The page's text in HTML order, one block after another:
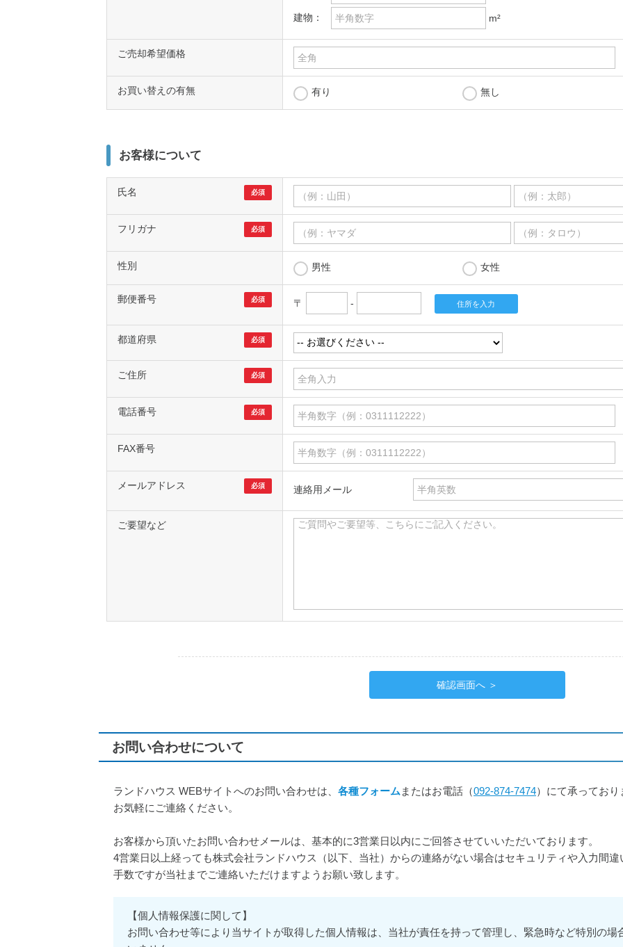
建物： m²
ご売却希望価格
お買い替えの有無 有り 無し
お客様について
氏名 必須
フリガナ 必須
性別 男性 女性
郵便番号 必須 〒 -
都道府県 必須
ご住所 必須
電話番号 必須
FAX番号
メールアドレス 必須 連絡用メール
ご要望など
お問い合わせについて
ランドハウス WEBサイトへのお問い合わせは、 各種フォーム またはお電話（092-874-7474）にて承っており
お気軽にご連絡ください。
お客様から頂いたお問い合わせメールは、基本的に3営業日以内にご回答させていいただいております。
4営業日以上経っても株式会社ランドハウス（以下、当社）からの連絡がない場合はセキュリティや入力間
手数ですが当社までご連絡いただけますようお願い致します。
【個人情報保護に関して】
お問い合わせ等により当サイトが取得した個人情報は、当社が責任を持って管理し、緊急時など特別の